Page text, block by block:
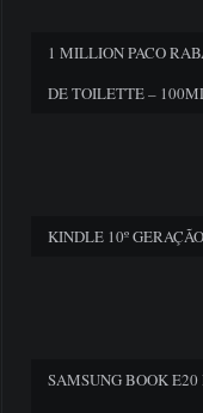
1 MILLION PACO
DE TOILETTE –
KINDLE 10º GERAÇÃO
SAMSUNG BOOK